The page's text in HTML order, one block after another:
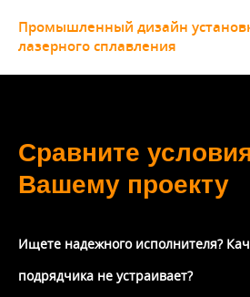
Промышленный дизайн
лазерного сплавления
Сравните
Вашему проекту
Ищете надежного исполнителя?
подрядчика не устраивает?